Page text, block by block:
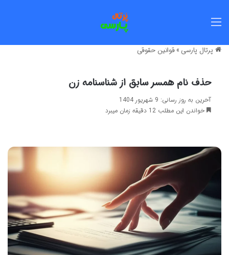
پرتال پارسی »قوانین حقوقی
حذف نام همسر سابق از شناسنامه زن
آخرین به روز رسانی: 9 شهریور 1404
خواندن این مطلب 12 دقیقه زمان میبرد